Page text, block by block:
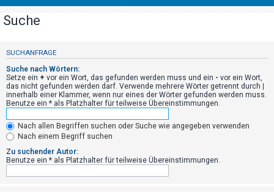
e
e
n
e
g
i
s
Suche
SUCHANFRAGE
Suche nach Wörtern:
Setze ein + vor ein Wort, das gefunden werden muss und ein - vor ein Wort,
das nicht gefunden werden darf. Verwende mehrere Wörter getrennt durch |
innerhalb einer Klammer, wenn nur eines der Wörter gefunden werden muss.
Benutze ein * als Platzhalter für teilweise Übereinstimmungen.
Nach allen Begriffen suchen oder Suche wie angegeben verwenden
Nach einem Begriff suchen
Zu suchender Autor:
Benutze ein * als Platzhalter für teilweise Übereinstimmungen.